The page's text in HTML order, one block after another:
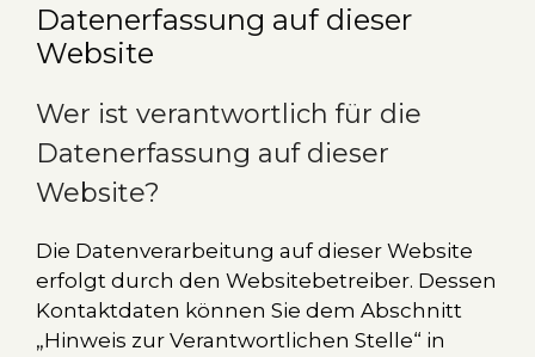
Datenerfassung auf dieser
Website
Wer ist verantwortlich für die
Datenerfassung auf dieser
Website?
Die Datenverarbeitung auf dieser Website
erfolgt durch den Websitebetreiber. Dessen
Kontaktdaten können Sie dem Abschnitt
„Hinweis zur Verantwortlichen Stelle“ in